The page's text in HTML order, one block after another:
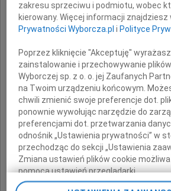
Przewodniczącego Rady
Radnego Rady Miejskiej
wyrazy
zakresu sprzeciwu i podmiotu, wobec
kierowany. Więcej informacji znajdziesz
Prywatności Wyborcza.pl i Polityce
Poprzez kliknięcie "Akceptuję"
zainstalowanie i przechowywanie
Wyborczej sp. z o. o. jej Zaufanych
na Twoim urządzeniu końcowym.
chwili zmienić swoje preferencje dot.
ponownie wywołując narzędzie do
preferencjami dot. przetwarzania
odnośnik „Ustawienia prywatności” w
przechodząc do sekcji „Ustawienia
Zmiana ustawień plików cookie
pomocą ustawień przeglądarki.